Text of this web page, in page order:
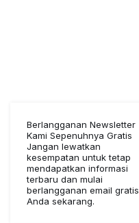
Berlangganan Newsletter
Kami Sepenuhnya Gratis
Jangan lewatkan
kesempatan untuk tetap
mendapatkan informasi
terbaru dan mulai
berlangganan email gratis
Anda sekarang.